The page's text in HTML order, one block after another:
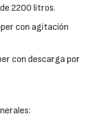
2200 litros.
con agitación
con descarga por